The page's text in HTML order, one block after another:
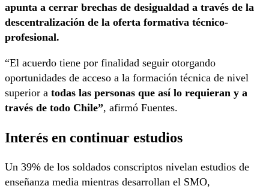
apunta a cerrar brechas de desigualdad a través de la
descentralización de la oferta formativa técnico-
profesional.
“El acuerdo tiene por finalidad seguir otorgando
oportunidades de acceso a la formación técnica de nivel
superior a todas las personas que así lo requieran y a
través de todo Chile”, afirmó Fuentes.
Interés en continuar estudios
Un 39% de los soldados conscriptos nivelan estudios de
enseñanza media mientras desarrollan el SMO,